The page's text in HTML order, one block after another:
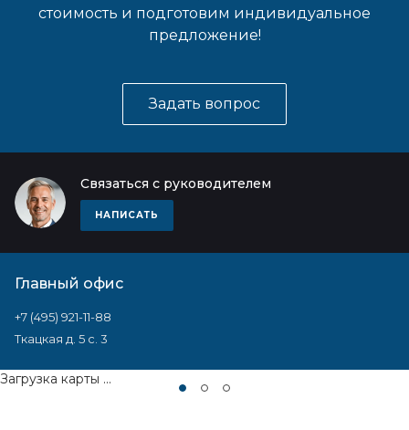
стоимость и подготовим индивидуальное
предложение!
Задать вопрос
Связаться с руководителем
НАПИСАТЬ
Главный офис
+7 (495) 921-11-88
Ткацкая д. 5 с. 3
Загрузка карты ...